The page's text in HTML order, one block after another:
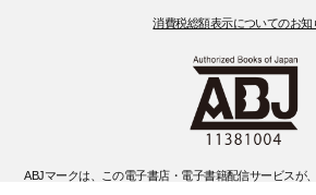
消費税総額表示についてのお知
ABJマークは、この電子書店・電子書籍配信サービスが